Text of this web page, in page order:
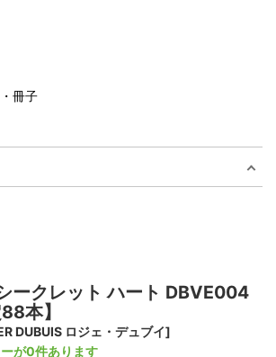
冊子
ークレット ハート DBVE004
本】
DUBUIS ロジェ・デュブイ]
が0件あります